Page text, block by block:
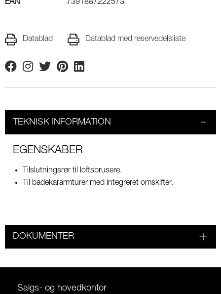
EAN
7391887222573
Datablad Datablad med reservedelsliste
FacebookInstagram
TwitterPinterestLinkedin
TEKNISK INFORMATION
EGENSKABER
Tilslutningsrør til loftsbrusere.
Til badekararmturer med integreret omskifter.
DOKUMENTER
Salgs- og hovedkontor